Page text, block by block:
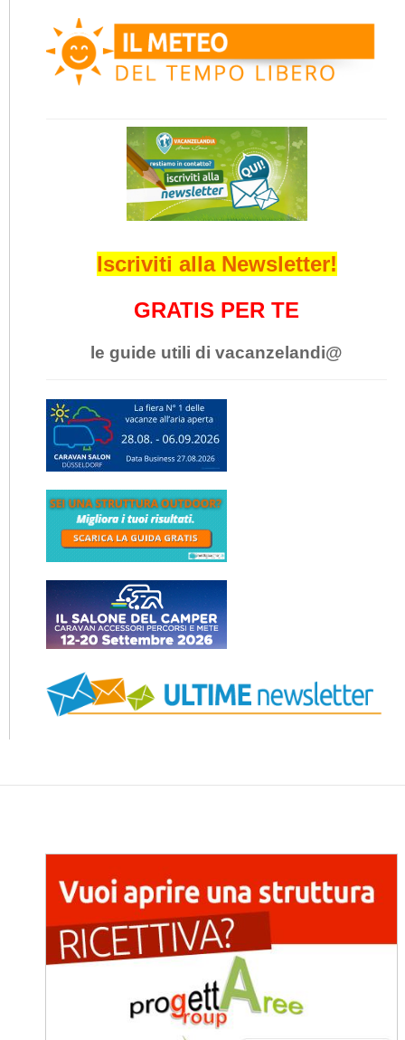
Iscriviti alla Newsletter!
GRATIS PER TE
le guide utili di vacanzelandi@